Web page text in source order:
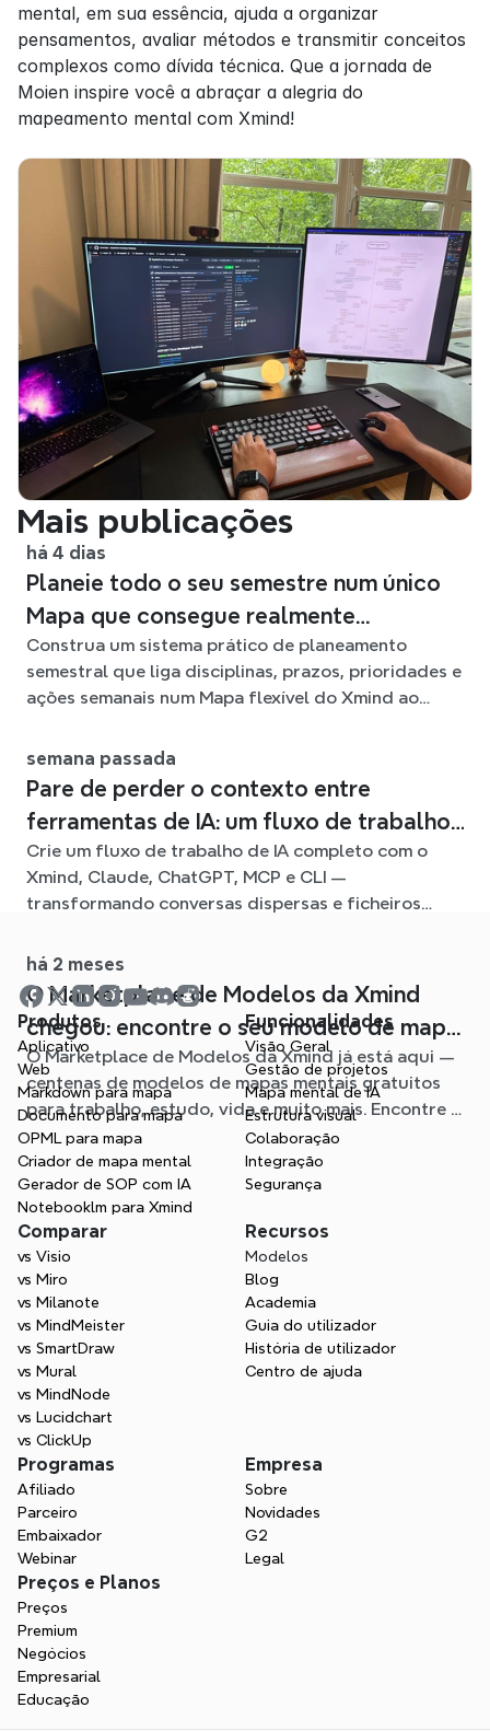
mental, em sua essência, ajuda a organizar
pensamentos, avaliar métodos e transmitir conceitos
complexos como dívida técnica. Que a jornada de
Moien inspire você a abraçar a alegria do
mapeamento mental com Xmind!
Mais publicações
há 4 dias
Planeie todo o seu semestre num único
Mapa que consegue realmente
acompanhar
Construa um sistema prático de planeamento
semestral que liga disciplinas, prazos, prioridades e
ações semanais num Mapa flexível do Xmind ao
semana passada
Pare de perder o contexto entre
ferramentas de IA: um fluxo de trabalho
ligado com o Xmind
Crie um fluxo de trabalho de IA completo com o
Xmind, Claude, ChatGPT, MCP e CLI —
transformando conversas dispersas e ficheiros
há 2 meses
O Marketplace de Modelos da Xmind
chegou: encontre o seu modelo de mapa
mental para qualquer situação
O Marketplace de Modelos da Xmind já está aqui —
centenas de modelos de mapas mentais gratuitos
para trabalho, estudo, vida e muito mais. Encontre o
ponto de partida ideal e evite a página em branco.
Produtos
Aplicativo
Web
Markdown para mapa
Documento para mapa
OPML para mapa
Criador de mapa mental
Gerador de SOP com IA
Notebooklm para Xmind
Funcionalidades
Visão Geral
Gestão de projetos
Mapa mental de IA
Estrutura visual
Colaboração
Integração
Segurança
Comparar
vs Visio
vs Miro
vs Milanote
vs MindMeister
vs SmartDraw
vs Mural
vs MindNode
vs Lucidchart
vs ClickUp
Recursos
Modelos
Blog
Academia
Guia do utilizador
História de utilizador
Centro de ajuda
Programas
Afiliado
Parceiro
Embaixador
Webinar
Empresa
Sobre
Novidades
G2
Legal
Preços e Planos
Preços
Premium
Negócios
Empresarial
Educação